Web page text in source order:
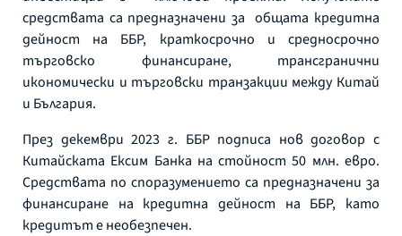
средствата са предназначени за общата кредитна
дейност на ББР, краткосрочно и средносрочно
търговско финансиране, трансгранични
икономически и търговски транзакции между Китай
и България.
През декември 2023 г. ББР подписа нов договор с
Китайската Ексим Банка на стойност 50 млн. евро.
Средствата по споразумението са предназначени за
финансиране на кредитна дейност на ББР, като
кредитът е необезпечен.